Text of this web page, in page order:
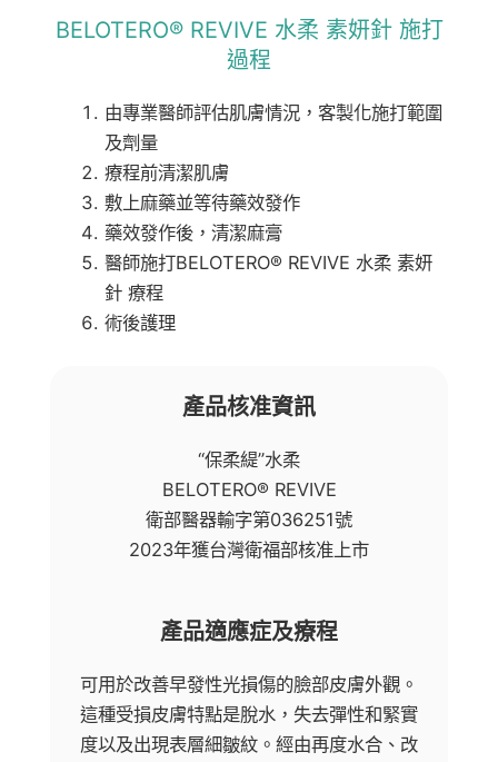
BELOTERO® REVIVE 水柔 素妍針 施打
過程
由專業醫師評估肌膚情況，客製化施打範圍
及劑量
療程前清潔肌膚
敷上麻藥並等待藥效發作
藥效發作後，清潔麻膏
醫師施打BELOTERO® REVIVE 水柔 素妍
針 療程
術後護理
產品核准資訊
“保柔緹”水柔
BELOTERO® REVIVE
衛部醫器輸字第036251號
2023年獲台灣衛福部核准上市
產品適應症及療程
可用於改善早發性光損傷的臉部皮膚外觀。
這種受損皮膚特點是脫水，失去彈性和緊實
度以及出現表層細皺紋。經由再度水合、改